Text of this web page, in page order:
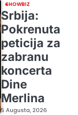
SHOWBIZ
Srbija:
Pokrenuta
peticija za
zabranu
koncerta
Dine
Merlina
5 Augusta, 2026